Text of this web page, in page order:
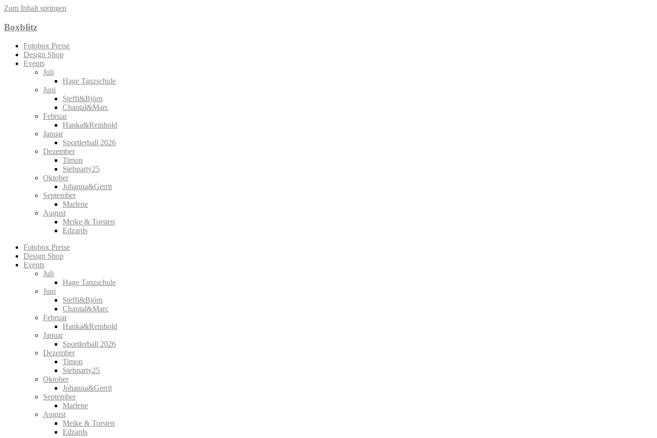
Zum Inhalt springen
Boxblitz
Fotobox Preise
Design Shop
Events
Juli
Hage Tanzschule
Juni
Steffi&Björn
Chantal&Marc
Februar
Hanka&Reinhold
Januar
Sportlerball 2026
Dezember
Timon
Stehparty25
Oktober
Johanna&Gerrit
September
Marlene
August
Meike & Torsten
Edzards
Fotobox Preise
Design Shop
Events
Juli
Hage Tanzschule
Juni
Steffi&Björn
Chantal&Marc
Februar
Hanka&Reinhold
Januar
Sportlerball 2026
Dezember
Timon
Stehparty25
Oktober
Johanna&Gerrit
September
Marlene
August
Meike & Torsten
Edzards